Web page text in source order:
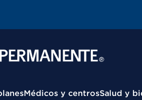
Médicos y centrosSalud y